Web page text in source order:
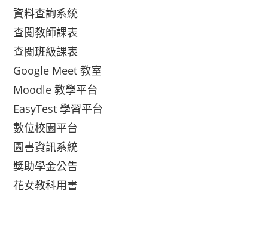
資料查詢系統
查閱教師課表
查閱班級課表
Google Meet 教室
Moodle 教學平台
EasyTest 學習平台
數位校園平台
圖書資訊系統
獎助學金公告
花女教科用書